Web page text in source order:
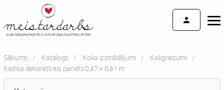
Sākums Katalogs Koka izstrādājumi
Kokgriezumi
Current:
Kadiķa dekoratīvais panelis 0,47 × 0,61 m